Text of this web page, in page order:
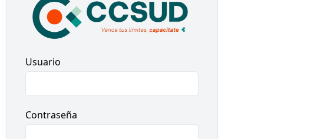
Usuario
Contraseña